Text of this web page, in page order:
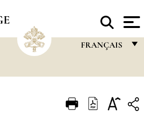
FRANÇAIS
ITALIANO